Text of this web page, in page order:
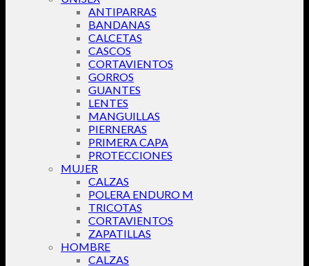
ANTIPARRAS
BANDANAS
CALCETAS
CASCOS
CORTAVIENTOS
GORROS
GUANTES
LENTES
MANGUILLAS
PIERNERAS
PRIMERA CAPA
PROTECCIONES
MUJER
CALZAS
POLERA ENDURO M
TRICOTAS
CORTAVIENTOS
ZAPATILLAS
HOMBRE
CALZAS